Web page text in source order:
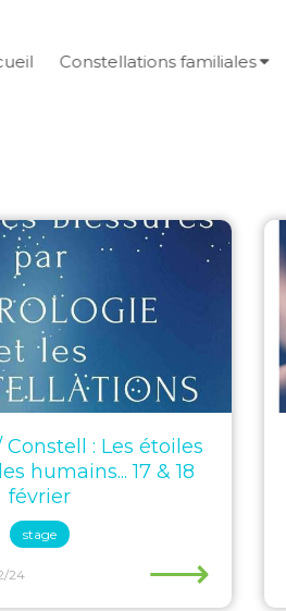
Constellations familiales
: Les étoiles
humains... 17 & 18
février
stage
24 ⟶